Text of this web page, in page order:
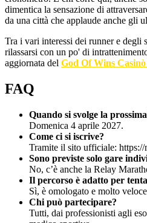
dimentica la sensazione di
da una città che applaude anche gli
Tra i vari interessi dei runner e degli
rilassarsi con un po' di
aggiornata del God Of Wins Casinò
FAQ
Quando si svolge la
Domenica 4 aprile 2027.
Come ci si iscrive?
Tramite il sito ufficiale:
Sono previste solo gare
No, c’è anche la Relay
Il percorso è adatto per
Sì, è omologato e molto
Chi può partecipare?
Tutti, dai professionisti agli